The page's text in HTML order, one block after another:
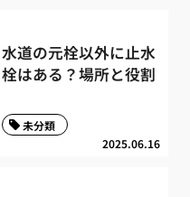
水道の元栓以外に止水
栓はある？場所と役割
2025.06.16
未分類